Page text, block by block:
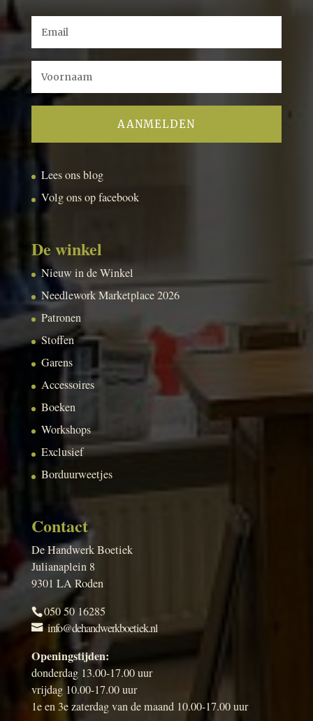
Lees ons blog
Volg ons op facebook
De winkel
Nieuw in de Winkel
Needlework Marketplace 2026
Patronen
Stoffen
Garens
Accessoires
Boeken
Workshops
Exclusief
Borduurweetjes
Contact
De Handwerk Boetiek
Julianaplein 8
9301 LA Roden
050 50 16285
info@dehandwerkboetiek.nl
Openingstijden:
donderdag 13.00-17.00 uur
vrijdag 10.00-17.00 uur
1e en 3e zaterdag van de maand 10.00-17.00 uur